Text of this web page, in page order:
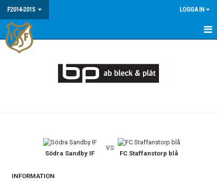
F2014-2015 LOGGA IN
HEM
DOKUMENT
Södra Sandby IF
vs
FC Staffanstorp blå
INFORMATION